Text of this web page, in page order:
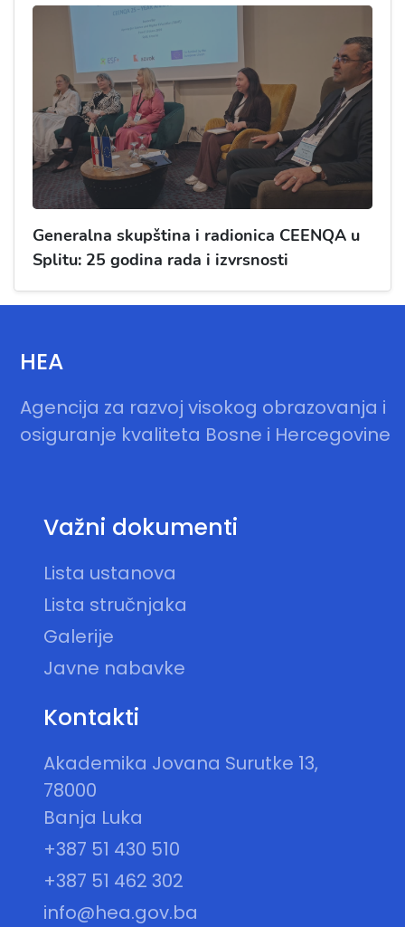
Generalna skupština i radionica CEENQA u
Splitu: 25 godina rada i izvrsnosti
HEA
Agencija za razvoj visokog obrazovanja i
osiguranje kvaliteta Bosne i Hercegovine
Važni dokumenti
Lista ustanova
Lista stručnjaka
Galerije
Javne nabavke
Kontakti
Akademika Jovana Surutke 13,
78000
Banja Luka
+387 51 430 510
+387 51 462 302
info@hea.gov.ba